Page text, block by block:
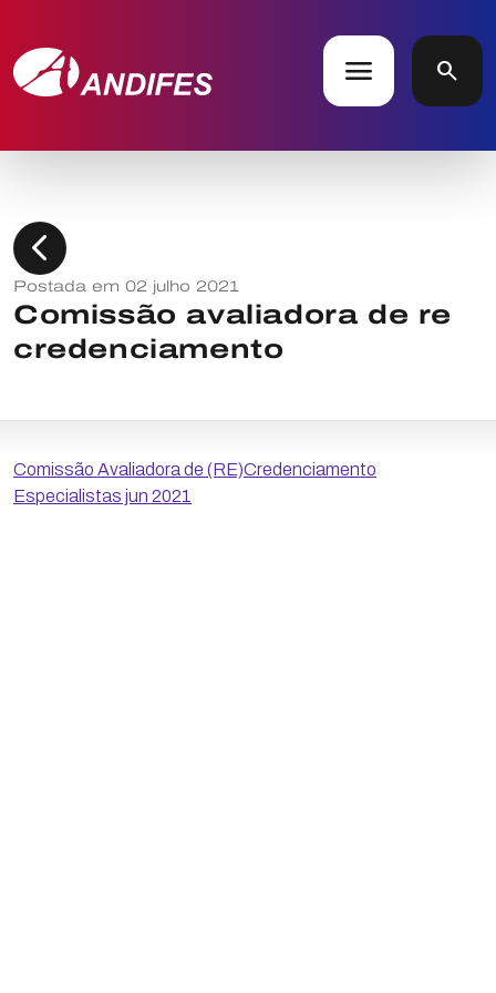
menu search
chevron_left
Postada em 02 julho 2021
Comissão avaliadora de re
credenciamento
Comissão Avaliadora de (RE)Credenciamento
Especialistas jun 2021